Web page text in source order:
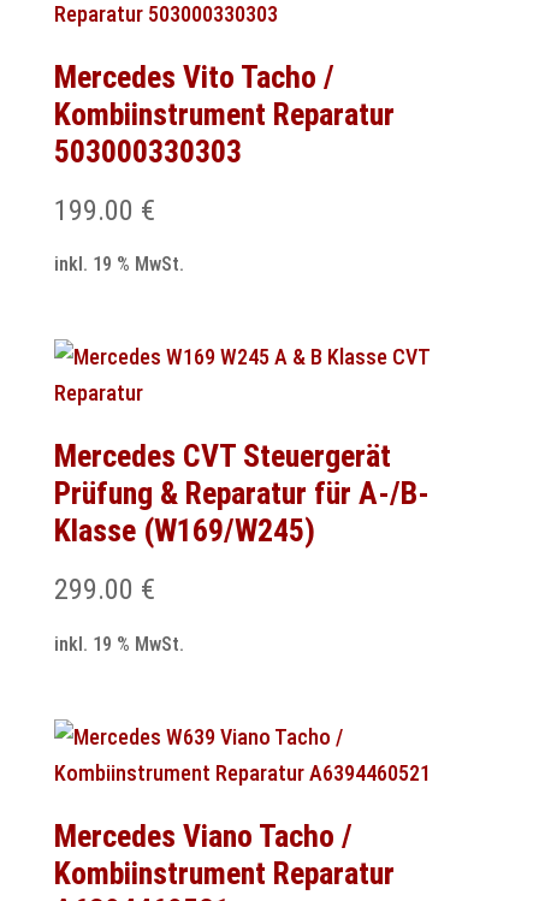
Mercedes Vito Tacho /
Kombiinstrument Reparatur
503000330303
199.00 €
inkl. 19 % MwSt.
Mercedes CVT Steuergerät
Prüfung & Reparatur für A-/B-
Klasse (W169/W245)
299.00 €
inkl. 19 % MwSt.
Mercedes Viano Tacho /
Kombiinstrument Reparatur